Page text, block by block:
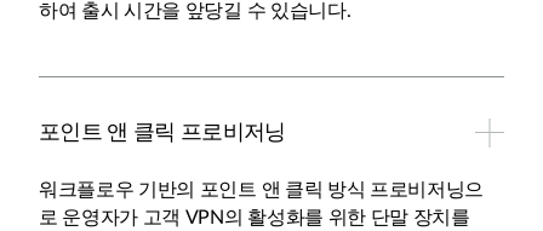
하여 출시 시간을 앞당길 수 있습니다.
포인트 앤 클릭 프로비저닝
워크플로우 기반의 포인트 앤 클릭 방식 프로비저닝으
로 운영자가 고객 VPN의 활성화를 위한 단말 장치를